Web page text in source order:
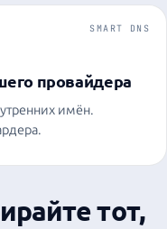
SMART DNS
провайдера
имён.
тот,